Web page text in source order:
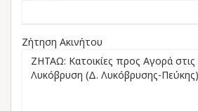
Ζήτηση Ακινήτου